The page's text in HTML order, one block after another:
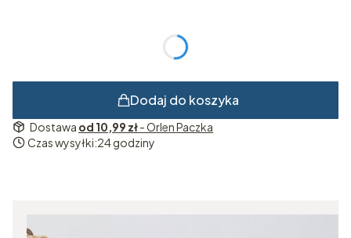
Dodaj do koszyka
Dostawa od 10,99 zł- Orlen Paczka
Czas wysyłki:24 godziny